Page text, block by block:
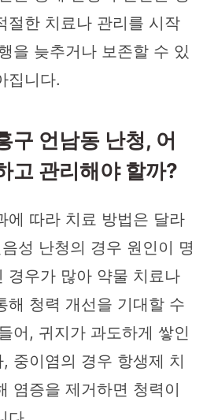
절한 치료나 관리를 시작
을 늦추거나 보존할 수 있
집니다.
구 언남동 난청, 어
고 관리해야 할까?
에 따라 치료 방법은 달라
성 난청의 경우 원인이 명
경우가 많아 약물 치료나
해 청력 개선을 기대할 수
어, 귀지가 과도하게 쌓인
중이염의 경우 항생제 치
염증을 제거하면 청력이